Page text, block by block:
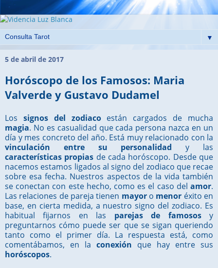
▼
5 de abril de 2017
Horóscopo de los Famosos: Maria
Valverde y Gustavo Dudamel
Los signos del zodiacoestán cargados de mucha
magia. No es casualidad que cada persona nazca en un
día y mes concreto del año. Está muy relacionado con la
vinculación entre su personalidady las
características propias de cada horóscopo. Desde que
nacemos estamos ligados al signo del zodiaco que recae
sobre esa fecha. Nuestros aspectos de la vida también
se conectan con este hecho, como es el caso del amor.
Las relaciones de pareja tienen mayor o menor éxito en
base, en cierta medida, a nuestro signo del zodiaco. Es
habitual fijarnos en las parejas de famososy
preguntarnos cómo puede ser que se sigan queriendo
tanto como el primer día. La respuesta está, como
comentábamos, en la conexión que hay entre sus
horóscopos.